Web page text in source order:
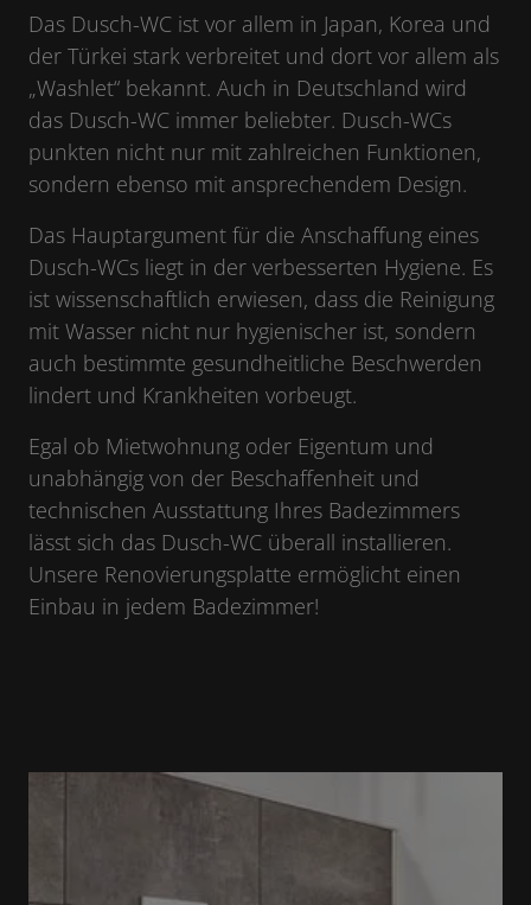
Das Dusch-WC ist vor allem in Japan, Korea und
der Türkei stark verbreitet und dort vor allem als
„Washlet“ bekannt. Auch in Deutschland wird
das Dusch-WC immer beliebter. Dusch-WCs
punkten nicht nur mit zahlreichen Funktionen,
sondern ebenso mit ansprechendem Design.
Das Hauptargument für die Anschaffung eines
Dusch-WCs liegt in der verbesserten Hygiene. Es
ist wissenschaftlich erwiesen, dass die Reinigung
mit Wasser nicht nur hygienischer ist, sondern
auch bestimmte gesundheitliche Beschwerden
lindert und Krankheiten vorbeugt.
Egal ob Mietwohnung oder Eigentum und
unabhängig von der Beschaffenheit und
technischen Ausstattung Ihres Badezimmers
lässt sich das Dusch-WC überall installieren.
Unsere Renovierungsplatte ermöglicht einen
Einbau in jedem Badezimmer!